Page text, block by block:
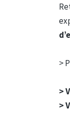
>
>
>